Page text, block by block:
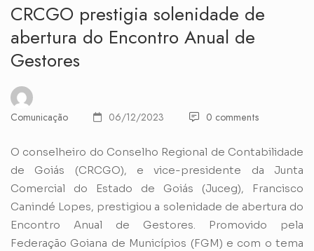
CRCGO prestigia solenidade de
abertura do Encontro Anual de
Gestores
Comunicação 06/12/2023 0 comments
O conselheiro do Conselho Regional de Contabilidade
de Goiás (CRCGO), e vice-presidente da Junta
Comercial do Estado de Goiás (Juceg), Francisco
Canindé Lopes, prestigiou a solenidade de abertura do
Encontro Anual de Gestores. Promovido pela
Federação Goiana de Municípios (FGM) e com o tema